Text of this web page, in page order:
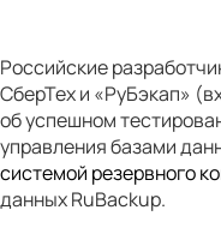
Российские
СберТех и «РуБэкап»
об успешном
управления базами
системой резервного
данных RuBackup.